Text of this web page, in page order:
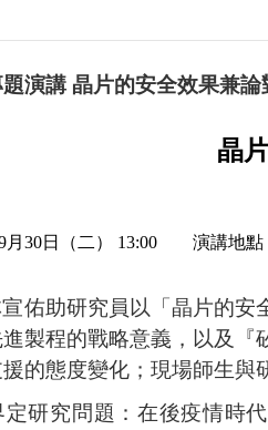
題演講 晶片的安全效果兼
晶
月 30日（二） 13:00 演講地點
佑助研究員以「晶片的安
製程的戰略意義，以及『
的態度變化；現場師生與
研究問題：在後疫情時